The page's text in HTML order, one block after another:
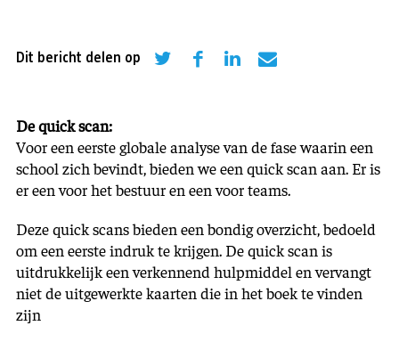
Dit bericht delen op
De quick scan:
Voor een eerste globale analyse van de fase waarin een
school zich bevindt, bieden we een quick scan aan. Er is
er een voor het bestuur en een voor teams.
Deze quick scans bieden een bondig overzicht, bedoeld
om een eerste indruk te krijgen. De quick scan is
uitdrukkelijk een verkennend hulpmiddel en vervangt
niet de uitgewerkte kaarten die in het boek te vinden
zijn